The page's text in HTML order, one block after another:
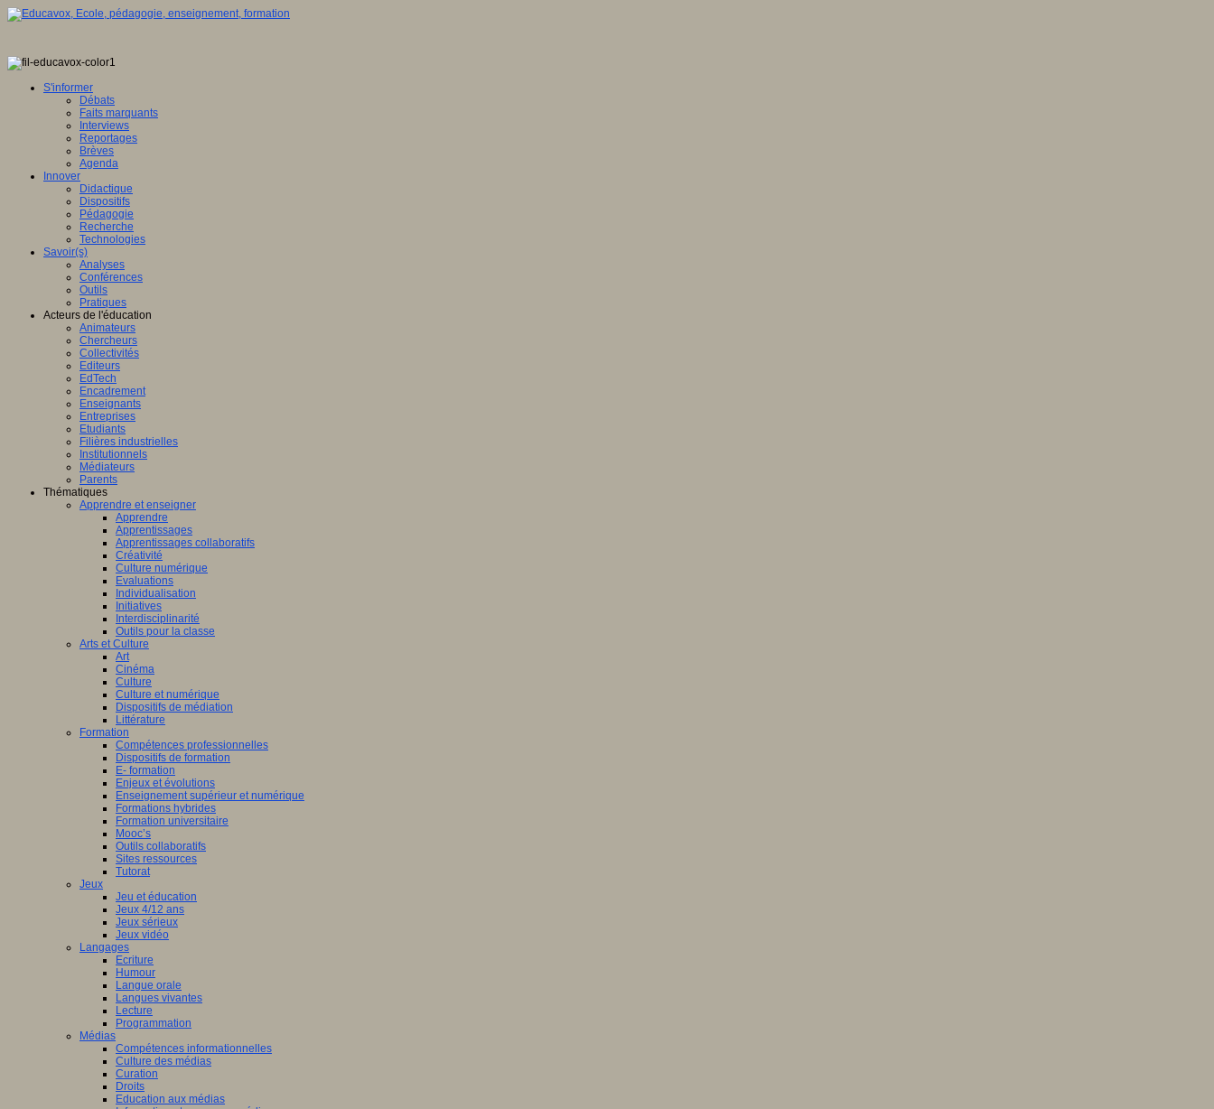
S'informer
Débats
Faits marquants
Interviews
Reportages
Brèves
Agenda
Innover
Didactique
Dispositifs
Pédagogie
Recherche
Technologies
Savoir(s)
Analyses
Conférences
Outils
Pratiques
Acteurs de l'éducation
Animateurs
Chercheurs
Collectivités
Editeurs
EdTech
Encadrement
Enseignants
Entreprises
Etudiants
Filières industrielles
Institutionnels
Médiateurs
Parents
Thématiques
Apprendre et enseigner
Apprendre
Apprentissages
Apprentissages collaboratifs
Créativité
Culture numérique
Evaluations
Individualisation
Initiatives
Interdisciplinarité
Outils pour la classe
Arts et Culture
Art
Cinéma
Culture
Culture et numérique
Dispositifs de médiation
Littérature
Formation
Compétences professionnelles
Dispositifs de formation
E- formation
Enjeux et évolutions
Enseignement supérieur et numérique
Formations hybrides
Formation universitaire
Mooc’s
Outils collaboratifs
Sites ressources
Tutorat
Jeux
Jeu et éducation
Jeux 4/12 ans
Jeux sérieux
Jeux vidéo
Langages
Ecriture
Humour
Langue orale
Langues vivantes
Lecture
Programmation
Médias
Compétences informationnelles
Culture des médias
Curation
Droits
Education aux médias